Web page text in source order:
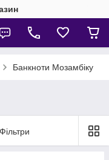
Банкноти Мозамбіку
Фільтри